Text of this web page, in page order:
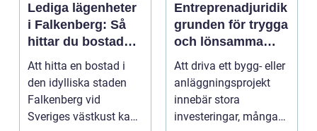
Lediga lägenheter
i Falkenberg: Så
hittar du bostaden
för dig
Att hitta en bostad i
den idylliska staden
Falkenberg vid
Sveriges västkust kan
Entreprenadjuridik
grunden för trygga
och lönsamma
byggprojekt
Att driva ett bygg- eller
anläggningsprojekt
innebär stora
investeringar, många